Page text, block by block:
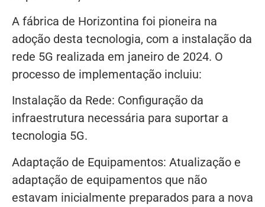
A fábrica de Horizontina foi pioneira na
adoção desta tecnologia, com a instalação da
rede 5G realizada em janeiro de 2024. O
processo de implementação incluiu:
Instalação da Rede: Configuração da
infraestrutura necessária para suportar a
tecnologia 5G.
Adaptação de Equipamentos: Atualização e
adaptação de equipamentos que não
estavam inicialmente preparados para a nova